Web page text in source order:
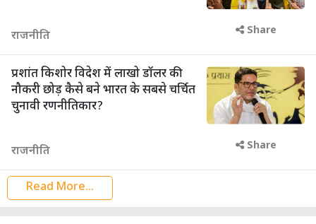
राजनीति Share
प्रशांत किशोर विदेश में लाखो डॉलर की
नौकरी छोड़ कैसे बने भारत के सबसे चर्चित
चुनावी रणनीतिकार?
राजनीति Share
Read More...